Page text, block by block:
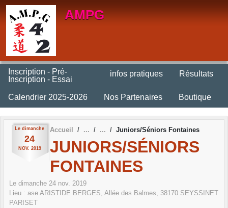
AMPG
Inscription - Pré-
Inscription - Essai
infos pratiques Résultats
Calendrier 2025-2026 Nos Partenaires Boutique
Le dimanche
24
NOV. 2019
Accueil Juniors/Séniors Fontaines
JUNIORS/SÉNIORS
FONTAINES
Le dimanche 24 nov. 2019
Lieu : ase ARISTIDE BERGES, Allée des Balmes, 38170 SEYSSINET
PARISET
Panneau de gestion des cookies